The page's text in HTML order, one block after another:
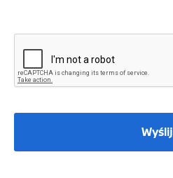
Wyślij